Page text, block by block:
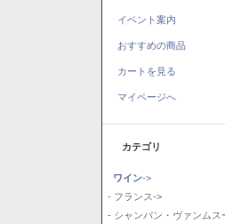
イベント案内
おすすめの商品
カートを見る
マイページへ
カテゴリ
ワイン->
- フランス->
- シャンパン・ヴァンムス